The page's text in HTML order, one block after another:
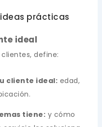
prácticas
ideal
define:
cliente ideal: edad,
tiene: y cómo